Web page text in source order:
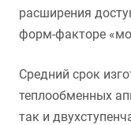
расширения
форм-факторе
Средний срок
теплообменных
так и